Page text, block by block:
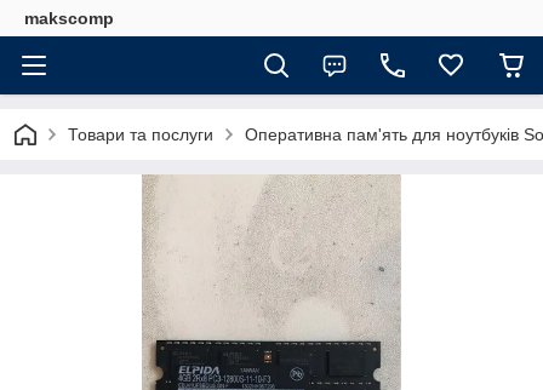
makscomp
Товари та послуги Оперативна пам'ять для ноутбуків